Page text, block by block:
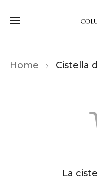
Home Cistella
La